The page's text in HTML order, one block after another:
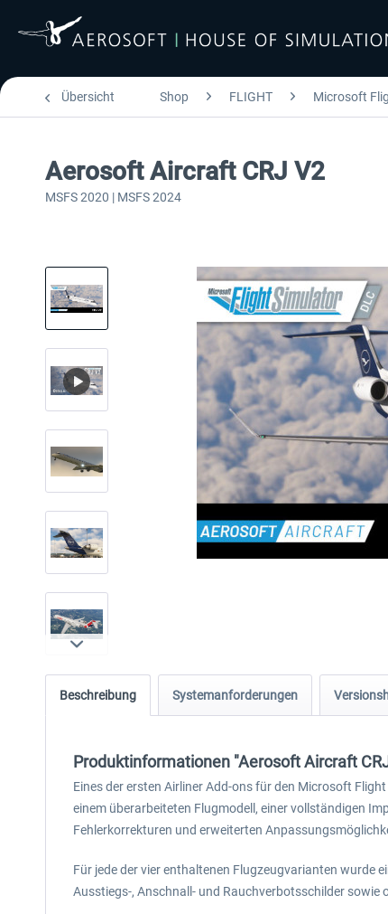
Übersicht Shop FLIGHT Microsoft
Aerosoft Aircraft CRJ V2
MSFS 2020 | MSFS 2024
Beschreibung Systemanforderungen
Produktinformationen "Aerosoft Aircraft
Eines der ersten Airliner Add-ons für den Microsoft
einem überarbeiteten Flugmodell, einer vollständigen
Fehlerkorrekturen und erweiterten
Für jede der vier enthaltenen Flugzeugvarianten wurde
Ausstiegs-, Anschnall- und Rauchverbotsschilder